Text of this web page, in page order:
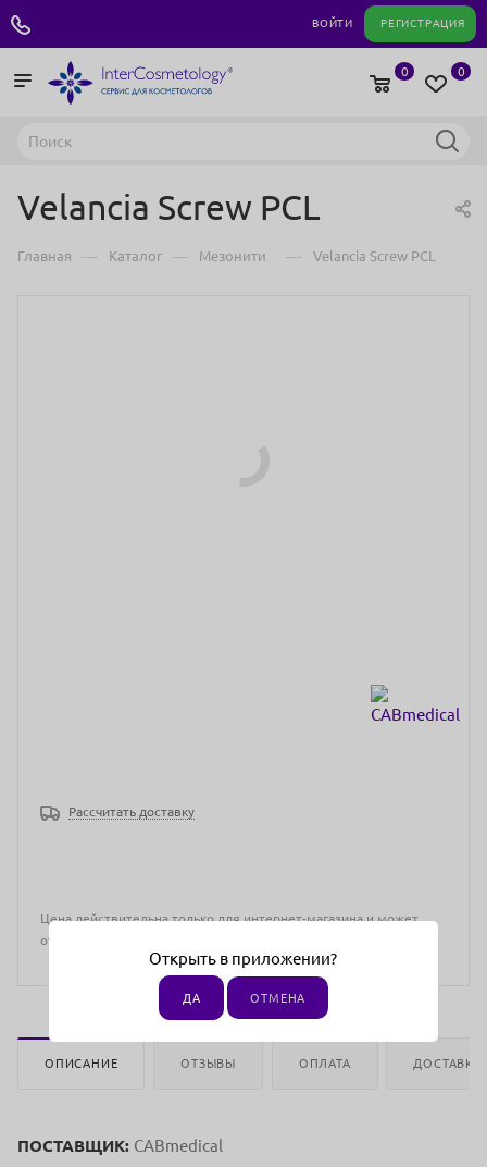
ВОЙТИ РЕГИСТРАЦИЯ
0
0
Velancia Screw PCL
Главная — Каталог — Мезонити — Velancia Screw PCL
Рассчитать доставку
Цена действительна только для интернет-магазина и может
отличаться от цен в розничных магазинах
ОПИСАНИЕ ОТЗЫВЫ ОПЛАТА ДОСТАВКА
ПОСТАВЩИК: CABmedical
Открыть в приложении?
ДА ОТМЕНА